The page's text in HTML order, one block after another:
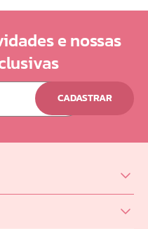
e nossas
CADASTRAR